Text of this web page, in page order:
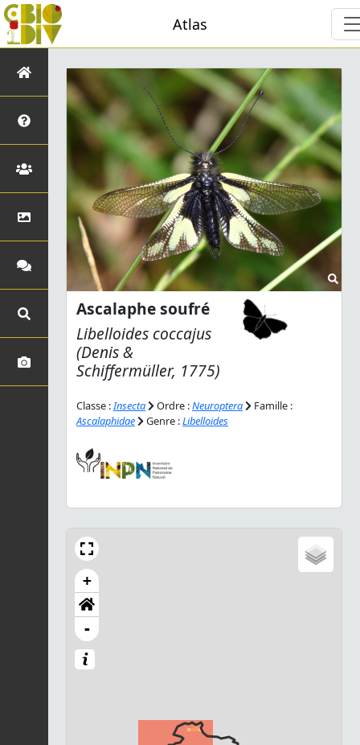
Atlas
Ascalaphe soufré
Libelloides coccajus
(Denis &
Schiffermüller, 1775)
Classe :Insecta Ordre :Neuroptera
Famille :
Ascalaphidae
Genre :Libelloides
+
-